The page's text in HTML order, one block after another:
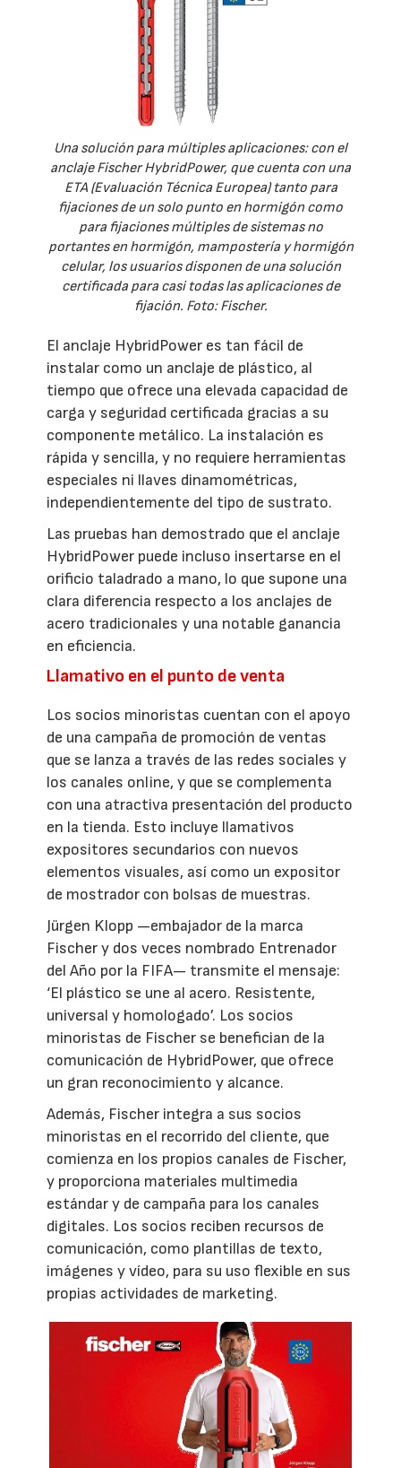
Una solución para múltiples aplicaciones: con el
anclaje Fischer HybridPower, que cuenta con una
ETA (Evaluación Técnica Europea) tanto para
fijaciones de un solo punto en hormigón como
para fijaciones múltiples de sistemas no
portantes en hormigón, mampostería y hormigón
celular, los usuarios disponen de una solución
certificada para casi todas las aplicaciones de
fijación. Foto: Fischer.
El anclaje HybridPower es tan fácil de
instalar como un anclaje de plástico, al
tiempo que ofrece una elevada capacidad de
carga y seguridad certificada gracias a su
componente metálico. La instalación es
rápida y sencilla, y no requiere herramientas
especiales ni llaves dinamométricas,
independientemente del tipo de sustrato.
Las pruebas han demostrado que el anclaje
HybridPower puede incluso insertarse en el
orificio taladrado a mano, lo que supone una
clara diferencia respecto a los anclajes de
acero tradicionales y una notable ganancia
en eficiencia.
Llamativo en el punto de venta
Los socios minoristas cuentan con el apoyo
de una campaña de promoción de ventas
que se lanza a través de las redes sociales y
los canales online, y que se complementa
con una atractiva presentación del producto
en la tienda. Esto incluye llamativos
expositores secundarios con nuevos
elementos visuales, así como un expositor
de mostrador con bolsas de muestras.
Jürgen Klopp —embajador de la marca
Fischer y dos veces nombrado Entrenador
del Año por la FIFA— transmite el mensaje:
‘El plástico se une al acero. Resistente,
universal y homologado’. Los socios
minoristas de Fischer se benefician de la
comunicación de HybridPower, que ofrece
un gran reconocimiento y alcance.
Además, Fischer integra a sus socios
minoristas en el recorrido del cliente, que
comienza en los propios canales de Fischer,
y proporciona materiales multimedia
estándar y de campaña para los canales
digitales. Los socios reciben recursos de
comunicación, como plantillas de texto,
imágenes y vídeo, para su uso flexible en sus
propias actividades de marketing.